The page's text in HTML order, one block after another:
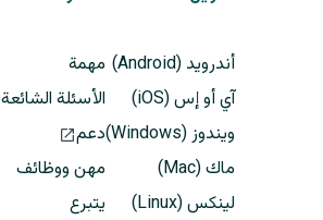
أندرويد (Android)
آي أو إس (iOS)
ويندوز (Windows)
ماك (Mac)
لينكس (Linux)
مهمة
الأسئلة الشائعة
دعم
مهن ووظائف
يتبرع